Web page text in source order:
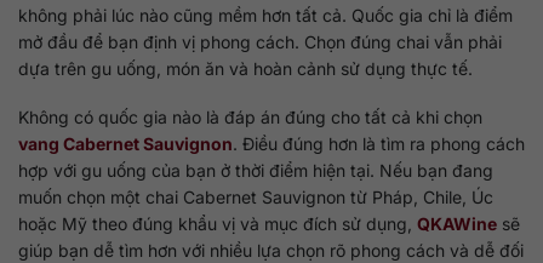
không phải lúc nào cũng mềm hơn tất cả. Quốc gia chỉ là điểm
mở đầu để bạn định vị phong cách. Chọn đúng chai vẫn phải
dựa trên gu uống, món ăn và hoàn cảnh sử dụng thực tế.
Không có quốc gia nào là đáp án đúng cho tất cả khi chọn
vang Cabernet Sauvignon. Điều đúng hơn là tìm ra phong cách
hợp với gu uống của bạn ở thời điểm hiện tại. Nếu bạn đang
muốn chọn một chai Cabernet Sauvignon từ Pháp, Chile, Úc
hoặc Mỹ theo đúng khẩu vị và mục đích sử dụng, QKAWine sẽ
giúp bạn dễ tìm hơn với nhiều lựa chọn rõ phong cách và dễ đối